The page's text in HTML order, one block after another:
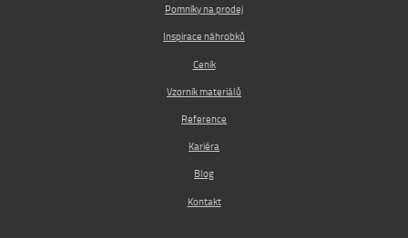
Pomníky na prodej
Inspirace náhrobků
Ceník
Vzorník materiálů
Reference
Kariéra
Blog
Kontakt